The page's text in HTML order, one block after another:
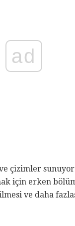
ad
çizimler
için erken
ve daha